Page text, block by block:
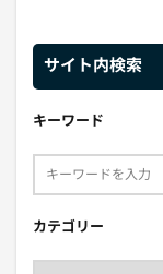
サイト内検索
キーワード
カテゴリー